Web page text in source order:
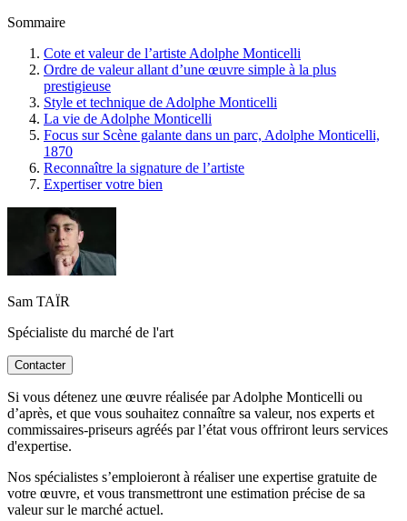
Sommaire
Cote et valeur de l’artiste Adolphe Monticelli
Ordre de valeur allant d’une œuvre simple à la plus
prestigieuse
Style et technique de Adolphe Monticelli
La vie de Adolphe Monticelli
Focus sur Scène galante dans un parc, Adolphe Monticelli,
1870
Reconnaître la signature de l’artiste
Expertiser votre bien
Sam TAÏR
Spécialiste du marché de l'art
Contacter
Si vous détenez une œuvre réalisée par Adolphe Monticelli ou
d’après, et que vous souhaitez connaître sa valeur, nos experts et
commissaires-priseurs agréés par l’état vous offriront leurs services
d'expertise.
Nos spécialistes s’emploieront à réaliser une expertise gratuite de
votre œuvre, et vous transmettront une estimation précise de sa
valeur sur le marché actuel.